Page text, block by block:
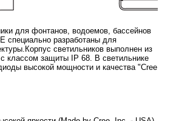
для фонтанов, водоемов, бассейнов
специально разработаны для
светильников выполнен из
классом защиты IP 68. В светильнике
высокой мощности и качества "Cree